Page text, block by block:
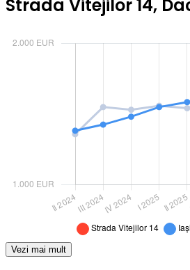
Strada Vitejilor 14,
Vezi mai mult